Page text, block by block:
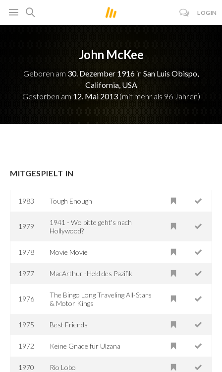
LOGIN
John McKee
Geboren am 30. Dezember 1916 in San Luis Obispo,
California, USA
Gestorben am 12. Mai 2013(mit mehr als 96 Jahren)
MITGESPIELT IN
1983 Tough Enough
1979
1941 - Wo bitte geht's nach
Hollywood?
1978 Movie Movie
1977 MacArthur -Held des Pazifik
1976
The Bingo Long Traveling All-Stars
& Motor Kings
1975 Best Friends
1972 Keine Gnade für Ulzana
1970 Rio Lobo